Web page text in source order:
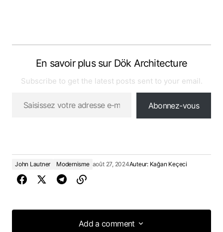
En savoir plus sur Dök Architecture
Subscribe to get the latest posts sent to your email.
Abonnez-vous
John Lautner Modernisme août 27, 2024Auteur: Kağan Keçeci
Add a comment